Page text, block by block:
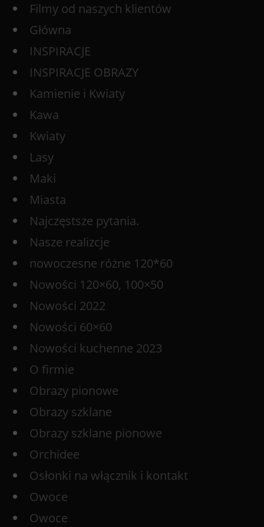
Filmy od naszych klientów
Główna
INSPIRACJE
INSPIRACJE OBRAZY
Kamienie i Kwiaty
Kawa
Kwiaty
Lasy
Maki
Miasta
Najczęstsze pytania.
Nasze realizcje
nowoczesne różne 120*60
Nowości 120×60, 100×50
Nowości 2022
Nowości 60×60
Nowości kuchenne 2023
O firmie
Obrazy pionowe
Obrazy szklane
Obrazy szklane pionowe
Orchidee
Osłonki na włącznik i kontakt
Owoce
Owoce